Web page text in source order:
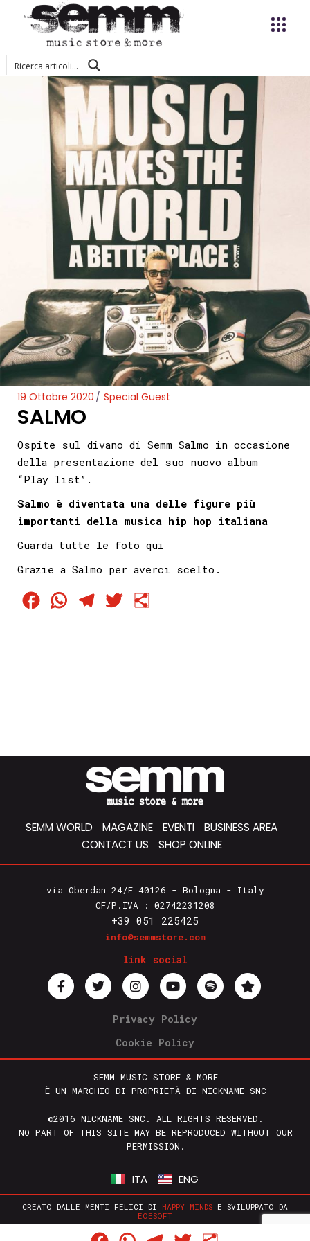
19 Ottobre 2020 Special Guest
SALMO
Ospite sul divano di Semm Salmo in occasione
della presentazione del suo nuovo album
“Play list”.
Salmo è diventata una delle figure più
importanti della musica hip hop italiana
Guarda tutte le foto qui
Grazie a Salmo per averci scelto.
Facebook
WhatsApp
Telegram
Twitter
SEMM WORLD MAGAZINE EVENTI
BUSINESS AREA
CONTACT US
SHOP ONLINE
via Oberdan 24/F 40126 - Bologna - Italy
CF/P.IVA : 02742231208
+39 051 225425
info@semmstore.com
link social
Privacy Policy
Cookie Policy
SEMM MUSIC STORE & MORE
È UN MARCHIO DI PROPRIETÀ DI NICKNAME SNC
©2016 NICKNAME SNC. ALL RIGHTS RESERVED.
NO PART OF THIS SITE MAY BE REPRODUCED WITHOUT OUR
PERMISSION.
ITA ENG
CREATO DALLE MENTI FELICI DI HAPPY MINDS E SVILUPPATO DA
EOESOFT
FacebookWhatsAppTelegram
Twitter